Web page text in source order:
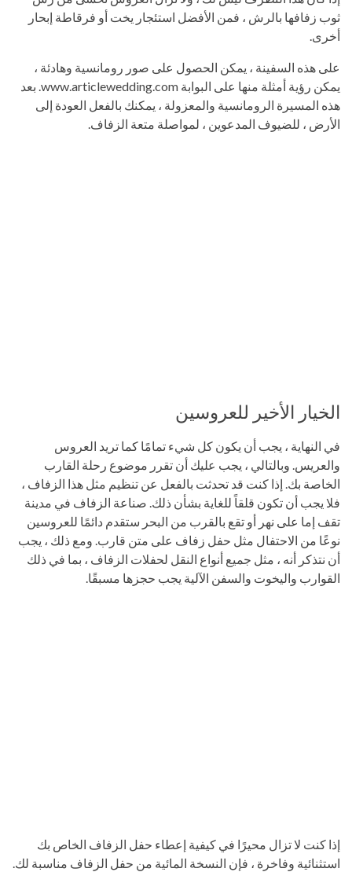
ثوب زفافها بالرش ، فمن الأفضل استئجار يخت أو فرقاطة إبحار
أخرى.
على هذه السفينة ، يمكن الحصول على صور رومانسية وهادئة ،
يمكن رؤية أمثلة منها على البوابة www.articlewedding.com. بعد
هذه المسيرة الرومانسية والمعزولة ، يمكنك بالفعل العودة إلى
الأرض ، للضيوف المدعوين ، لمواصلة متعة الزفاف.
الخيار الأخير للعروسين
في النهاية ، يجب أن يكون كل شيء تمامًا كما تريد العروس
والعريس. وبالتالي ، يجب عليك أن تقرر موضوع رحلة القارب
الخاصة بك. إذا كنت قد تحدثت بالفعل عن تنظيم مثل هذا الزفاف ،
فلا يجب أن تكون قلقاً للغاية بشأن ذلك. صناعة الزفاف في مدينة
تقف إما على نهر أو تقع بالقرب من البحر ستقدم دائمًا للعروسين
نوعًا من الاحتفال مثل حفل زفاف على متن قارب. ومع ذلك ، يجب
أن نتذكر أنه ، مثل جميع أنواع النقل لحفلات الزفاف ، بما في ذلك
القوارب واليخوت والسفن الآلية يجب حجزها مسبقًا.
إذا كنت لا تزال محيرًا في كيفية إعطاء حفل الزفاف الخاص بك
استثنائية وفاخرة ، فإن النسخة المائية من حفل الزفاف مناسبة لك.